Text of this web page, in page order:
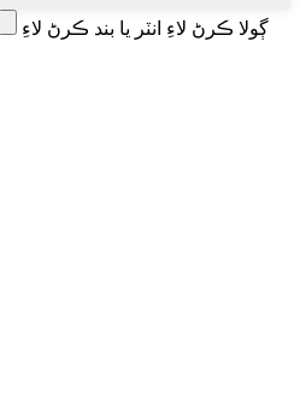
ڳولا ڪرڻ لاءِ انٽر يا بند ڪرڻ لاءِ